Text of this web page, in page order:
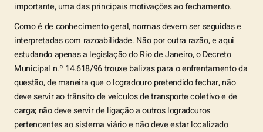
importante, uma das principais motivações ao fechamento.
Como é de conhecimento geral, normas devem ser seguidas e
interpretadas com razoabilidade. Não por outra razão, e aqui
estudando apenas a legislação do Rio de Janeiro, o Decreto
Municipal n.º 14.618/96 trouxe balizas para o enfrentamento da
questão, de maneira que o logradouro pretendido fechar, não
deve servir ao trânsito de veículos de transporte coletivo e de
carga; não deve servir de ligação a outros logradouros
pertencentes ao sistema viário e não deve estar localizado